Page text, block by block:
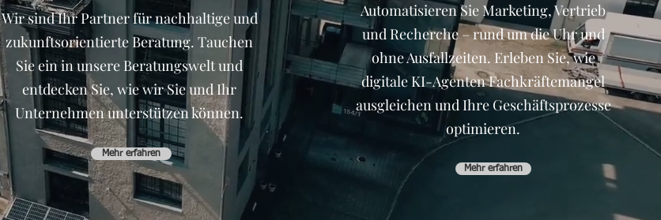
Wir sind Ihr Partner für nachhaltige und
zukunftsorientierte Beratung. Tauchen
Sie ein in unsere Beratungswelt und
entdecken Sie, wie wir Sie und Ihr
Unternehmen unterstützen können.
Mehr erfahren
Automatisieren Sie Marketing, Vertrieb
und Recherche – rund um die Uhr und
ohne Ausfallzeiten. Erleben Sie, wie
digitale KI-Agenten Fachkräftemangel
ausgleichen und Ihre Geschäftsprozesse
optimieren.
Mehr erfahren